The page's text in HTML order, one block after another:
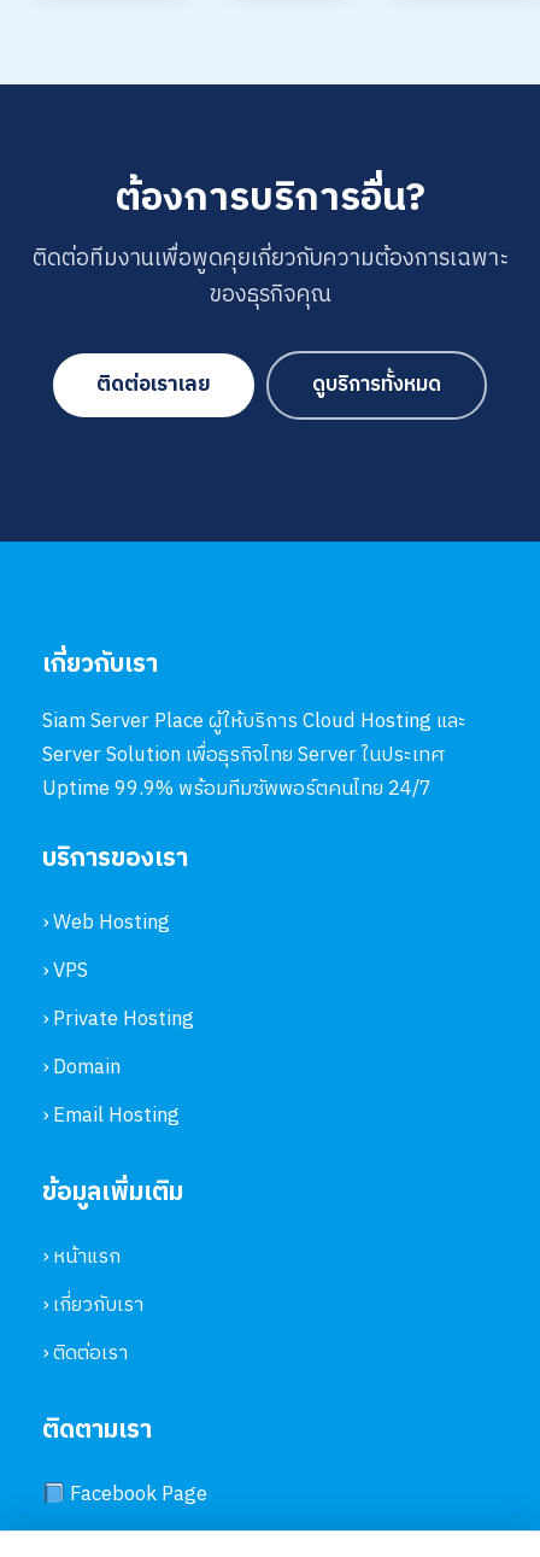
ต้องการบริการอื่น?
ติดต่อทีมงานเพื่อพูดคุยเกี่ยวกับความต้องการเฉพาะ
ของธุรกิจคุณ
ติดต่อเราเลย ดูบริการทั้งหมด
เกี่ยวกับเรา
Siam Server Place ผู้ให้บริการ Cloud Hosting และ
Server Solution เพื่อธุรกิจไทย Server ในประเทศ
Uptime 99.9% พร้อมทีมซัพพอร์ตคนไทย 24/7
บริการของเรา
› Web Hosting
› VPS
› Private Hosting
› Domain
› Email Hosting
ข้อมูลเพิ่มเติม
› หน้าแรก
› เกี่ยวกับเรา
› ติดต่อเรา
ติดตามเรา
Facebook Page